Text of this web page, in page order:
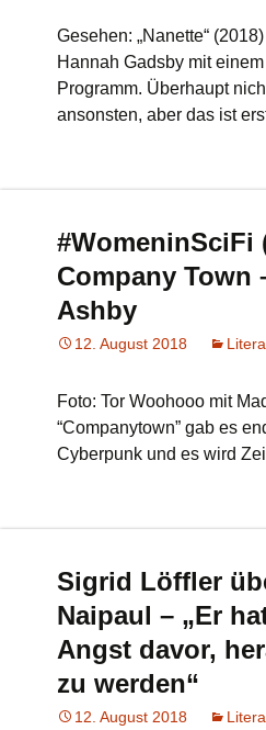
Gesehen: „Nanette“
Hannah Gadsby mit
Programm. Überhaupt
ansonsten, aber das ist
#WomeninSciFi
Company Town
Ashby
12. August 2018
Foto: Tor Woohooo mit
“Companytown” gab es
Cyberpunk und es wird
Sigrid Löffler
Naipaul – „Er
Angst davor,
zu werden“
12. August 2018